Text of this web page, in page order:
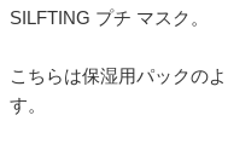
SILFTING プチ マスク。
こちらは保湿用パックの
す。